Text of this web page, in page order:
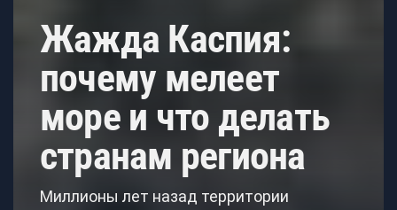
Жажда Каспия:
почему мелеет
море и что делать
странам региона
Миллионы лет назад территории